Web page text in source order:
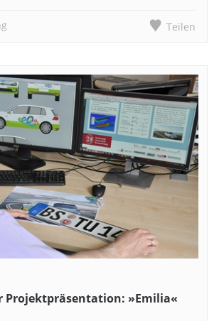
Teilen
Projektpräsentation: »Emilia«